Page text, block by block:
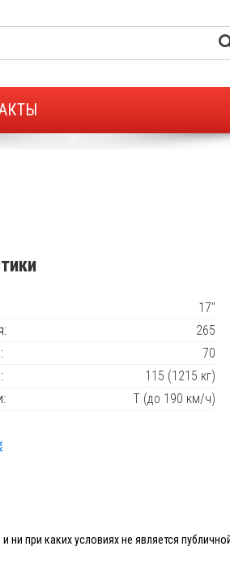
17"
265
70
115 (1215 кг)
T (до 190 км/ч)
при каких условиях не является